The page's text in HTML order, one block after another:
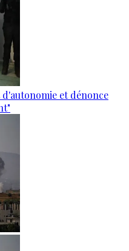
et dénonce